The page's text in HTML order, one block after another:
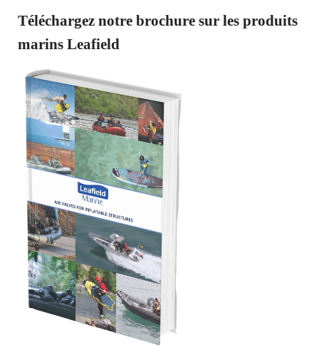
Téléchargez notre brochure sur les produits
marins Leafield